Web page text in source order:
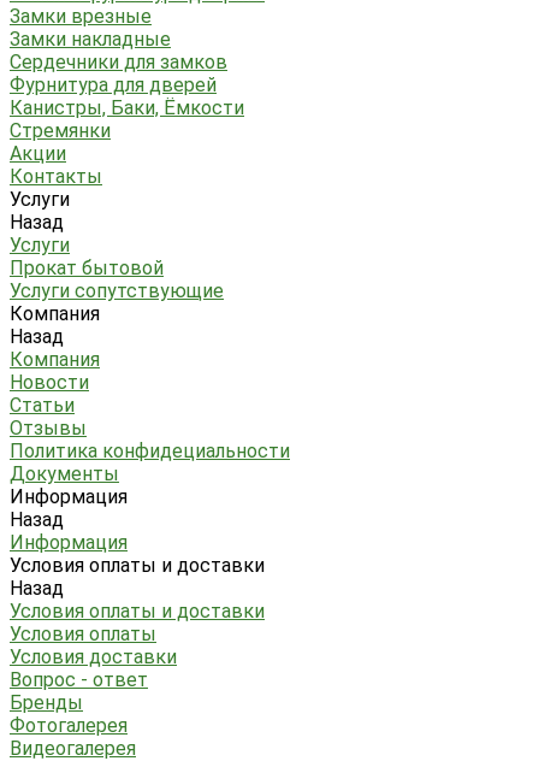
Замки врезные
Замки накладные
Сердечники для замков
Фурнитура для дверей
Канистры, Баки, Ёмкости
Стремянки
Акции
Контакты
Услуги
Назад
Услуги
Прокат бытовой
Услуги сопутствующие
Компания
Назад
Компания
Новости
Статьи
Отзывы
Политика конфидециальности
Документы
Информация
Назад
Информация
Условия оплаты и доставки
Назад
Условия оплаты и доставки
Условия оплаты
Условия доставки
Вопрос - ответ
Бренды
Фотогалерея
Видеогалерея